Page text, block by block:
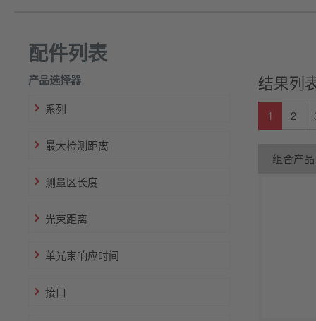
配件列表
产品选择器
系列
最大检测距离
测量区长度
光束距离
单光束响应时间
接口
结果列
1 2
组合产品